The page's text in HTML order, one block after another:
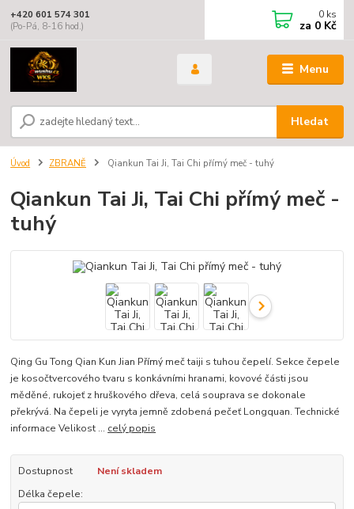
Menu
Hledat
+420 601 574 301
(Po-Pá, 8-16 hod.)
0 ks
za 0 Kč
Úvod ZBRANĚ Qiankun Tai Ji, Tai Chi přímý meč - tuhý
Qiankun Tai Ji, Tai Chi přímý meč -
tuhý
Qing Gu Tong Qian Kun Jian Přímý meč taiji s tuhou čepelí. Sekce čepele
je kosočtvercového tvaru s konkávními hranami, kovové části jsou
měděné, rukojeť z hruškového dřeva, celá souprava se dokonale
překrývá. Na čepeli je vyryta jemně zdobená pečeť Longquan. Technické
informace Velikost ... celý popis
Dostupnost
Není skladem
Délka čepele: